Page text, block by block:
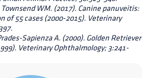
Townsend WM. (2017). Canine panuveitis:
of 55 cases (2000-2015). Veterinary
Sapienza A. (2000). Golden Retriever
Veterinary Ophthalmology; 3:241-